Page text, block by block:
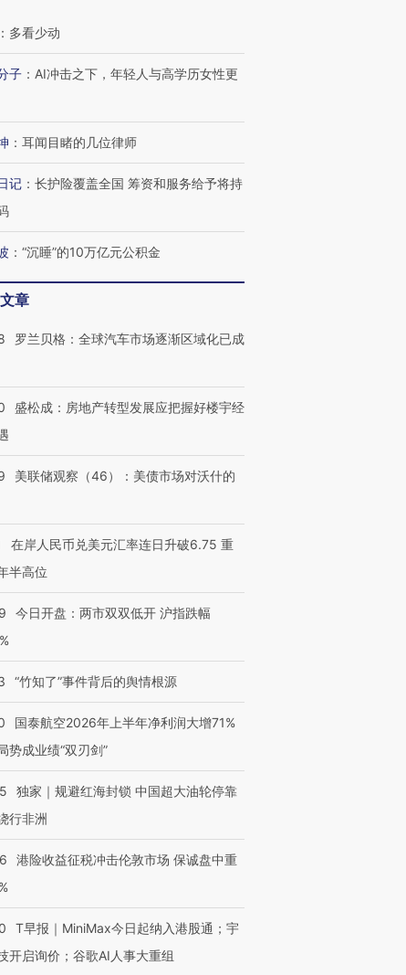
： 多看少动
子 ： AI冲击之下，年轻人与高学历女性更
： 耳闻目睹的几位律师
记 ： 长护险覆盖全国 筹资和服务给予将持
： “沉睡”的10万亿元公积金
章
罗兰贝格：全球汽车市场逐渐区域化已成
盛松成：房地产转型发展应把握好楼宇经
美联储观察（46）：美债市场对沃什的
在岸人民币兑美元汇率连日升破6.75 重
半高位
今日开盘：两市双双低开 沪指跌幅
“竹知了”事件背后的舆情根源
国泰航空2026年上半年净利润大增71%
势成业绩“双刃剑”
独家｜规避红海封锁 中国超大油轮停靠
行非洲
港险收益征税冲击伦敦市场 保诚盘中重
T早报｜MiniMax今日起纳入港股通；宇
开启询价；谷歌AI人事大重组